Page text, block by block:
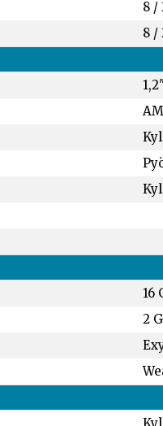
8 /
8 /
16
2